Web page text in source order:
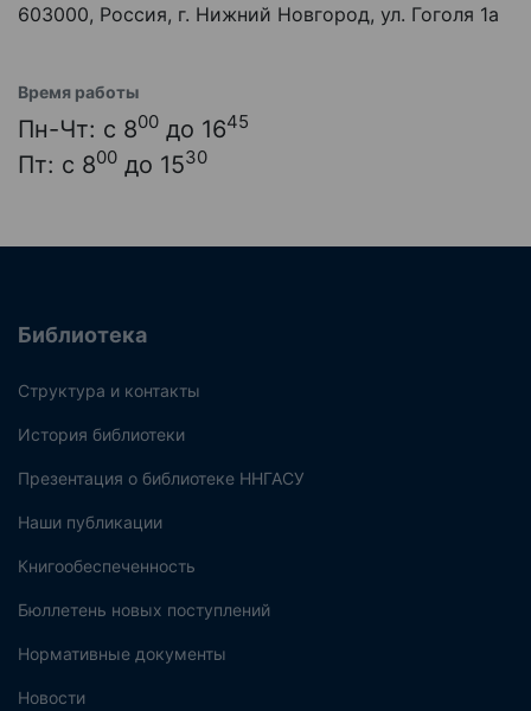
603000, Россия, г. Нижний Новгород, ул. Гоголя 1а
Время работы
Пн-Чт: с 800 до 1645
Пт: с 800 до 1530
Библиотека
Структура и контакты
История библиотеки
Презентация о библиотеке ННГАСУ
Наши публикации
Книгообеспеченность
Бюллетень новых поступлений
Нормативные документы
Новости